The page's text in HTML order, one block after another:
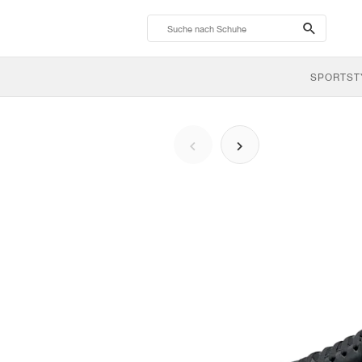
search-
btn